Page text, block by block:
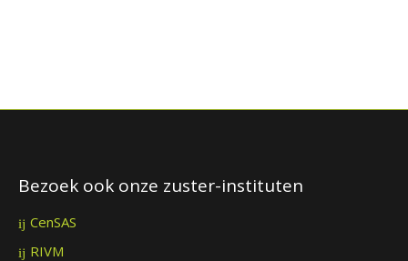
Bezoek ook onze zuster-instituten
CenSAS
RIVM